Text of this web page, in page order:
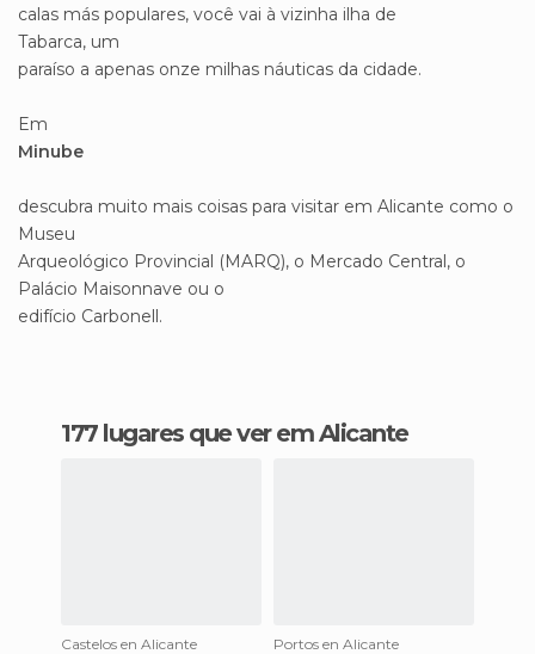
calas más populares, você vai à vizinha ilha de
Tabarca, um
paraíso a apenas onze milhas náuticas da cidade.
Em
Minube
descubra muito mais coisas para visitar em Alicante como o
Museu
Arqueológico Provincial (MARQ), o Mercado Central, o
Palácio Maisonnave ou o
edifício Carbonell.
177 lugares que ver em Alicante
Castelos en Alicante
Portos en Alicante